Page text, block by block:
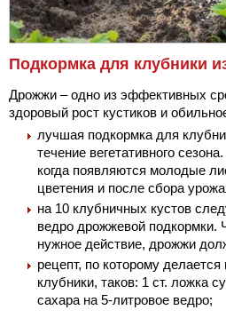
Подкормка для клубники
Дрожжи – одно из эффективных
здоровый рост кустиков и
лучшая подкормка для
течение вегетативного
когда появляются молодые
цветения и после сбора
на 10 клубничных кустов
ведро дрожжевой подкормки.
нужное действие, дрожжи
рецепт, по которому
клубники, таков: 1 ст. ложка
сахара на 5-литровое ведро;